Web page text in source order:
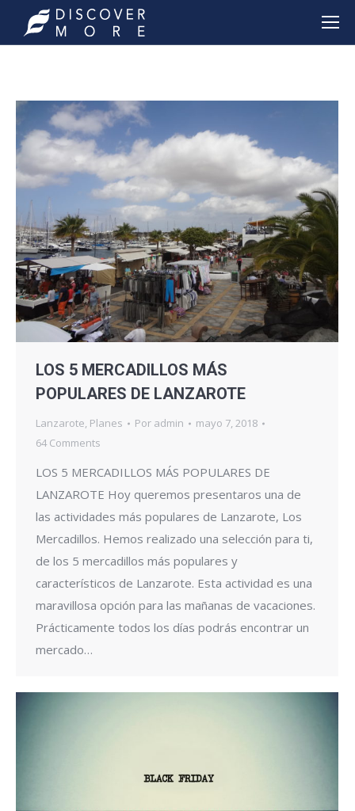
LOS 5 MERCADILLOS MÁS
POPULARES DE LANZAROTE
Lanzarote, Planes Por admin
mayo 7, 2018
64 Comments
LOS 5 MERCADILLOS MÁS POPULARES DE
LANZAROTE Hoy queremos presentaros una de
las actividades más populares de Lanzarote, Los
Mercadillos. Hemos realizado una selección para ti,
de los 5 mercadillos más populares y
característicos de Lanzarote. Esta actividad es una
maravillosa opción para las mañanas de vacaciones.
Prácticamente todos los días podrás encontrar un
mercado…